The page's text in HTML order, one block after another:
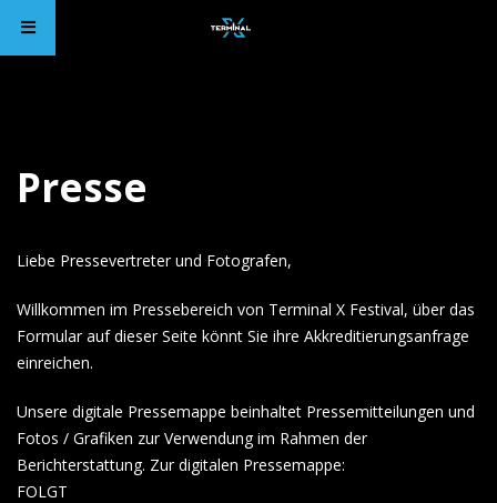
Presse
Liebe Pressevertreter und Fotografen,
Willkommen im Pressebereich von Terminal X Festival, über das
Formular auf dieser Seite könnt Sie ihre Akkreditierungsanfrage
einreichen.
Unsere digitale Pressemappe beinhaltet Pressemitteilungen und
Fotos / Grafiken zur Verwendung im Rahmen der
Berichterstattung. Zur digitalen Pressemappe:
FOLGT